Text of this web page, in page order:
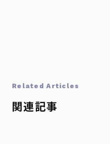
Related Articles
関連記事